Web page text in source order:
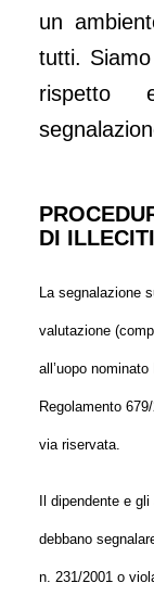
un
tutti.
rispetto
DI
La segnalazione
valutazione
all’uopo
Regolamento
via riservata.
Il dipendente e
debbano
n. 231/2001 o